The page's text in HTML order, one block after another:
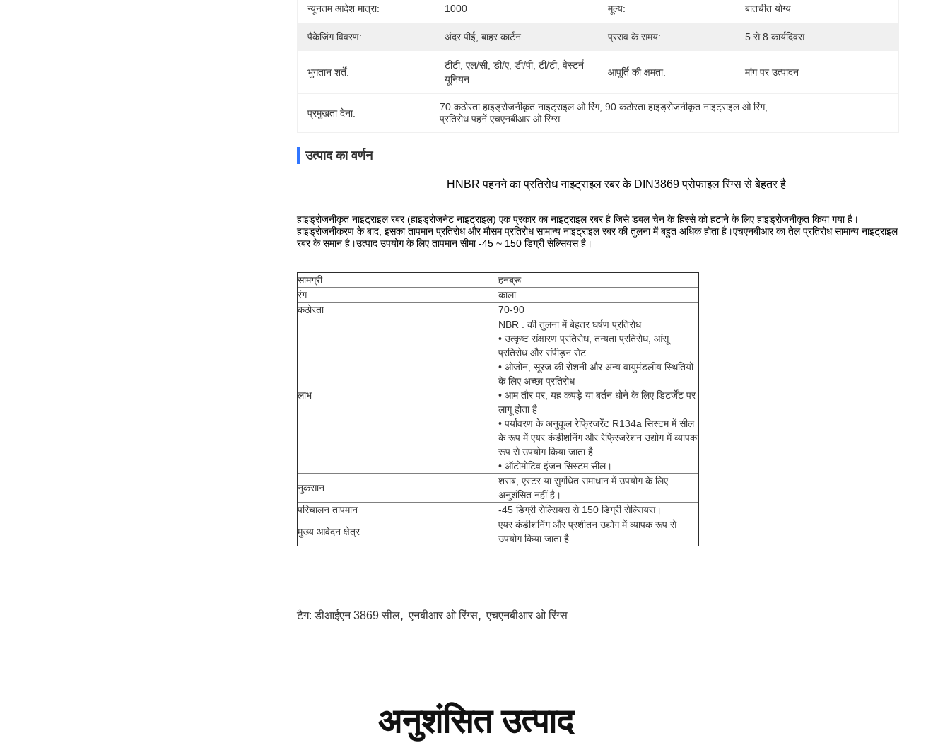
न्यूनतम आदेश मात्रा: 1000 मूल्य: बातचीत योग्य
पैकेजिंग विवरण: अंदर पीई, बाहर कार्टन प्रसव के समय: 5 से 8 कार्यदिवस
भुगतान शर्तें:
टीटी, एल/सी, डी/ए, डी/पी, टी/टी, वेस्टर्न
यूनियन
आपूर्ति की क्षमता: मांग पर उत्पादन
प्रमुखता देना:
70 कठोरता हाइड्रोजनीकृत नाइट्राइल ओ रिंग, 90 कठोरता हाइड्रोजनीकृत नाइट्राइल ओ रिंग,
प्रतिरोध पहनें एचएनबीआर ओ रिंग्स
उत्पाद का वर्णन
HNBR पहनने का प्रतिरोध नाइट्राइल रबर के DIN3869 प्रोफाइल रिंग्स से बेहतर है
हाइड्रोजनीकृत नाइट्राइल रबर (हाइड्रोजनेट नाइट्राइल) एक प्रकार का नाइट्राइल रबर है जिसे डबल चेन के हिस्से को हटाने के लिए हाइड्रोजनीकृत किया गया है।
हाइड्रोजनीकरण के बाद, इसका तापमान प्रतिरोध और मौसम प्रतिरोध सामान्य नाइट्राइल रबर की तुलना में बहुत अधिक होता है।एचएनबीआर का तेल प्रतिरोध सामान्य नाइट्राइल
रबर के समान है।उत्पाद उपयोग के लिए तापमान सीमा -45 ~ 150 डिग्री सेल्सियस है।
सामग्री
हनब्रू
रंग
काला
कठोरता
70-90
लाभ
NBR . की तुलना में बेहतर घर्षण प्रतिरोध
• उत्कृष्ट संक्षारण प्रतिरोध, तन्यता प्रतिरोध, आंसू
प्रतिरोध और संपीड़न सेट
• ओजोन, सूरज की रोशनी और अन्य वायुमंडलीय स्थितियों
के लिए अच्छा प्रतिरोध
• आम तौर पर, यह कपड़े या बर्तन धोने के लिए डिटर्जेंट पर
लागू होता है
• पर्यावरण के अनुकूल रेफ्रिजरेंट R134a सिस्टम में सील
के रूप में एयर कंडीशनिंग और रेफ्रिजरेशन उद्योग में व्यापक
रूप से उपयोग किया जाता है
• ऑटोमोटिव इंजन सिस्टम सील।
नुकसान
शराब, एस्टर या सुगंधित समाधान में उपयोग के लिए
अनुशंसित नहीं है।
परिचालन तापमान
-45 डिग्री सेल्सियस से 150 डिग्री सेल्सियस।
मुख्य आवेदन क्षेत्र
एयर कंडीशनिंग और प्रशीतन उद्योग में व्यापक रूप से
उपयोग किया जाता है
टैग:डीआईएन 3869 सील,एनबीआर ओ रिंग्स,एचएनबीआर ओ रिंग्स
अनुशंसित उत्पाद